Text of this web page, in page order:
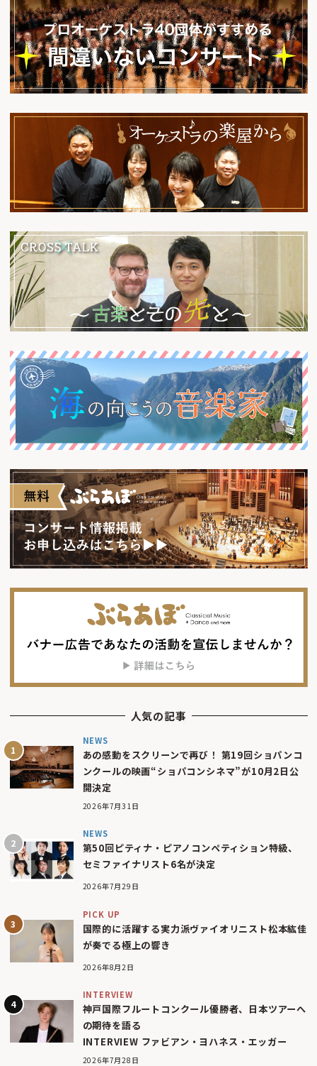
人気の記事
NEWS
あの感動をスクリーンで再び！ 第19回ショパンコ
ンクールの映画“ショパコンシネマ”が10月2日公
開決定
2026年7月31日
NEWS
第50回ピティナ・ピアノコンペティション特級、
セミファイナリスト6名が決定
2026年7月29日
PICK UP
国際的に活躍する実力派ヴァイオリニスト松本紘佳
が奏でる極上の響き
2026年8月2日
INTERVIEW
神戸国際フルートコンクール優勝者、日本ツアーへ
の期待を語る
INTERVIEW ファビアン・ヨハネス・エッガー
2026年7月28日